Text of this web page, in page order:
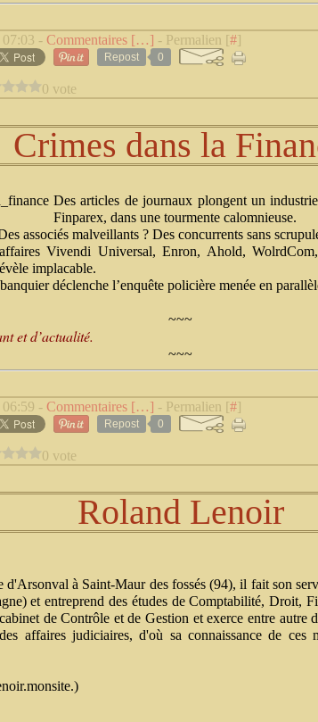
07:03 - Commentaires […] - Permalien [#]
Repost 0
0 vote
Crimes dans la
Des articles de journaux plongent un
Finparex, dans une tourmente calomnieuse.
associés malveillants ? Des concurrents sans
Vivendi Universal, Enron, Ahold,
implacable.
banquier déclenche l’enquête policière menée en
~~~
et d’actualité.
~~~
06:59 - Commentaires […] - Permalien [#]
Repost 0
0 vote
Roland Lenoir
d'Arsonval à Saint-Maur des fossés (94), il fait son
et entreprend des études de Comptabilité, Droit,
de Contrôle et de Gestion et exerce entre autre
affaires judiciaires, d'où sa connaissance de ces